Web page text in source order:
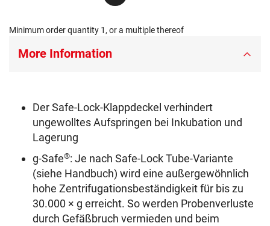
Minimum order quantity 1, or a multiple thereof
More Information
Der Safe-Lock-Klappdeckel verhindert
ungewolltes Aufspringen bei Inkubation und
Lagerung
g-Safe®: Je nach Safe-Lock Tube-Variante
(siehe Handbuch) wird eine außergewöhnlich
hohe Zentrifugationsbeständigkeit für bis zu
30.000 × g erreicht. So werden Probenverluste
durch Gefäßbruch vermieden und beim